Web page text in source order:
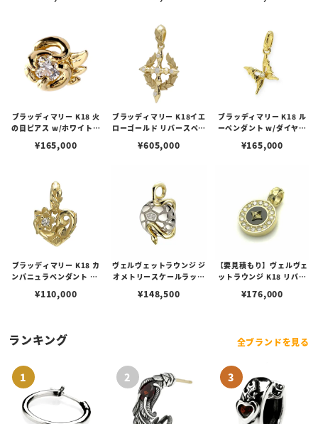
ブラッディマリー K18 火
の目ピアス w/ホワイトダ
¥165,000
ブラッディマリー K18イエ
ローゴールド リバースペン
¥605,000
ブラッディマリー K18 ル
ーペンダント w/ダイヤモ
¥165,000
ブラッディマリー K18 カ
ンパニュラペンダント w/
¥110,000
ヴェルヴェットラウンジ ジ
オメトリースケールラップ
スネーク/ダイヤモンド
¥148,500
【要見積もり】ヴェルヴェ
ットラウンジ K18 リバテ
ニキス
¥176,000
ランキング 全ブランドを見る